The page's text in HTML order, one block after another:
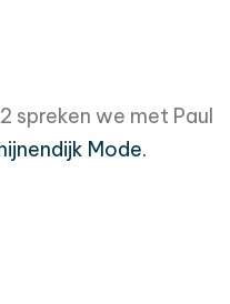
spreken we met Paul
Mode.